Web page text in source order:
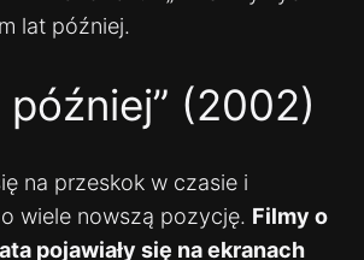
lat później.
później” (2002)
na przeskok w czasie i
wiele nowszą pozycję. Filmy o
pojawiały się na ekranach